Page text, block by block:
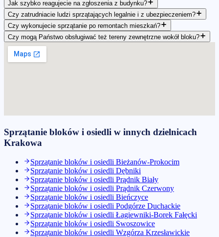
Jak szybko reagujecie na zgłoszenia z budynku?
Czy zatrudniacie ludzi sprzątających legalnie i z ubezpieczeniem?
Czy wykonujecie sprzątanie po remontach mieszkań?
Czy mogą Państwo obsługiwać też tereny zewnętrzne wokół bloku?
Sprzątanie bloków i osiedli w innych dzielnicach
Krakowa
Sprzątanie bloków i osiedli Bieżanów-Prokocim
Sprzątanie bloków i osiedli Dębniki
Sprzątanie bloków i osiedli Prądnik Biały
Sprzątanie bloków i osiedli Prądnik Czerwony
Sprzątanie bloków i osiedli Bieńczyce
Sprzątanie bloków i osiedli Podgórze Duchackie
Sprzątanie bloków i osiedli Łagiewniki-Borek Fałęcki
Sprzątanie bloków i osiedli Swoszowice
Sprzątanie bloków i osiedli Wzgórza Krzesławickie